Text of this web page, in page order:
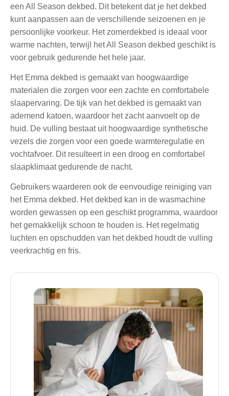
een All Season dekbed. Dit betekent dat je het dekbed
kunt aanpassen aan de verschillende seizoenen en je
persoonlijke voorkeur. Het zomerdekbed is ideaal voor
warme nachten, terwijl het All Season dekbed geschikt is
voor gebruik gedurende het hele jaar.
Het Emma dekbed is gemaakt van hoogwaardige
materialen die zorgen voor een zachte en comfortabele
slaapervaring. De tijk van het dekbed is gemaakt van
ademend katoen, waardoor het zacht aanvoelt op de
huid. De vulling bestaat uit hoogwaardige synthetische
vezels die zorgen voor een goede warmteregulatie en
vochtafvoer. Dit resulteert in een droog en comfortabel
slaapklimaat gedurende de nacht.
Gebruikers waarderen ook de eenvoudige reiniging van
het Emma dekbed. Het dekbed kan in de wasmachine
worden gewassen op een geschikt programma, waardoor
het gemakkelijk schoon te houden is. Het regelmatig
luchten en opschudden van het dekbed houdt de vulling
veerkrachtig en fris.